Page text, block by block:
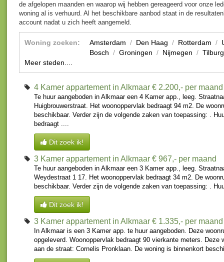
de afgelopen maanden en waarop wij hebben gereageerd voor onze
woning al is verhuurd. Al het beschikbare aanbod staat in de
account nadat u zich heeft aangemeld.
Woning zoeken: Amsterdam / Den Haag / Rotterdam /
Bosch / Groningen / Nijmegen / Tilburg
Meer steden....
4 Kamer appartement in Alkmaar € 2.200,- per maand
Te huur aangeboden in Alkmaar een 4 Kamer app., leeg.
Huigbrouwerstraat. Het woonoppervlak bedraagt 94 m2. De
beschikbaar. Verder zijn de volgende zaken van toepassing: .
bedraagt ....
Dit zoek ik!
3 Kamer appartement in Alkmaar € 967,- per maand
Te huur aangeboden in Alkmaar een 3 Kamer app., leeg.
Weydestraat 1 17. Het woonoppervlak bedraagt 34 m2. De
beschikbaar. Verder zijn de volgende zaken van toepassing: .
Dit zoek ik!
3 Kamer appartement in Alkmaar € 1.335,- per maand
In Alkmaar is een 3 Kamer app. te huur aangeboden. Deze
opgeleverd. Woonoppervlak bedraagt 90 vierkante meters. Deze
aan de straat: Cornelis Pronklaan. De woning is binnenkort